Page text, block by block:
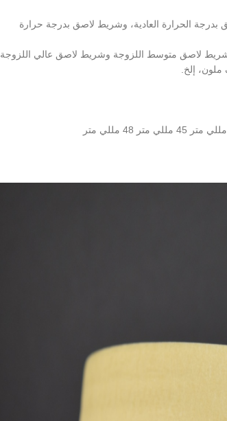
الحرارة العادية، وشريط لاصق بدرجة حرارة
لاصق متوسط ​​اللزوجة وشريط لاصق عالي اللزوجة.
إلخ.